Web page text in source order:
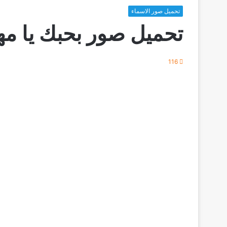
تحميل صور الاسماء
تحميل صور بحبك يا
116